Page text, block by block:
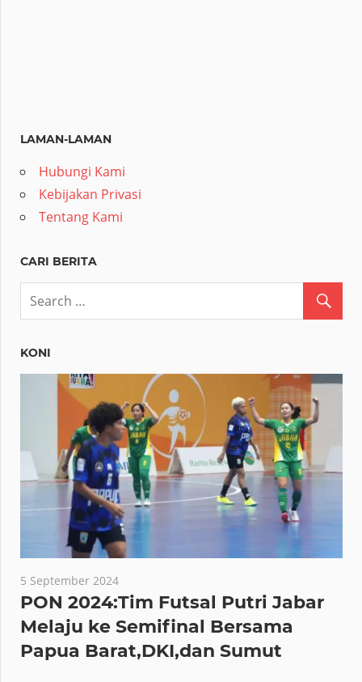
LAMAN-LAMAN
Hubungi Kami
Kebijakan Privasi
Tentang Kami
CARI BERITA
KONI
5 September 2024
PON 2024:Tim Futsal Putri Jabar
Melaju ke Semifinal Bersama
Papua Barat,DKI,dan Sumut